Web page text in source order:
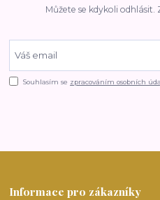
Můžete se kdykoli odhlásit.
Souhlasím se zpracováním osobních
Informace pro zákazníky